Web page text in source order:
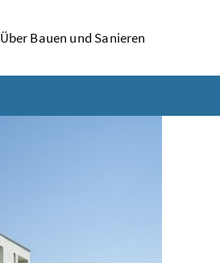
Über Bauen und Sanieren